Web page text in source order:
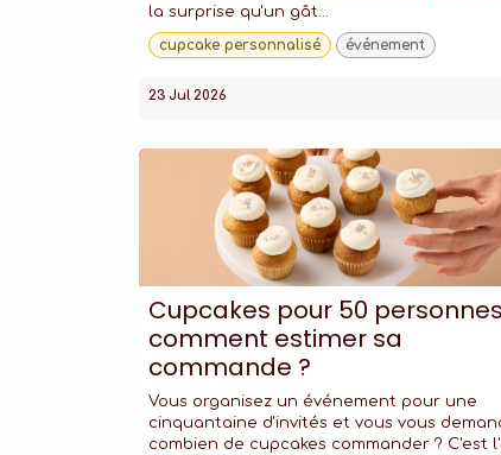
la surprise qu'un gât...
cupcake personnalisé événement
23 Jul 2026
Cupcakes pour 50
comment estimer sa
commande ?
Vous organisez un événement pour une
cinquantaine d'invités et vous vous
combien de cupcakes commander ? C'est